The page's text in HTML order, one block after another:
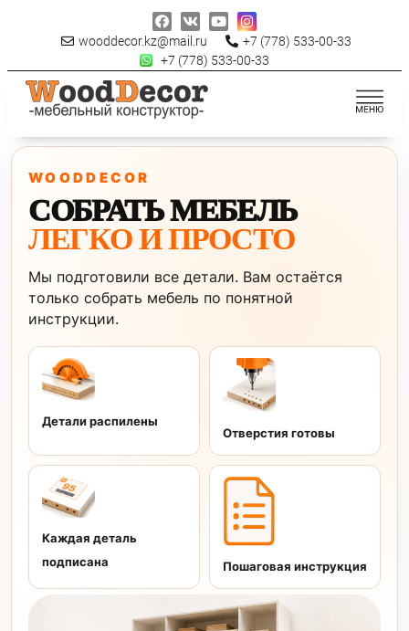
wooddecor.kz@mail.ru
+7 (778) 533-00-33
+7 (778) 533-00-33
WOODDECOR
СОБРАТЬ МЕБЕЛЬ
ЛЕГКО И ПРОСТО
Мы подготовили все детали. Вам остаётся
только собрать мебель по понятной
инструкции.
Детали распилены
Отверстия готовы
Каждая деталь
подписана
Пошаговая инструкция